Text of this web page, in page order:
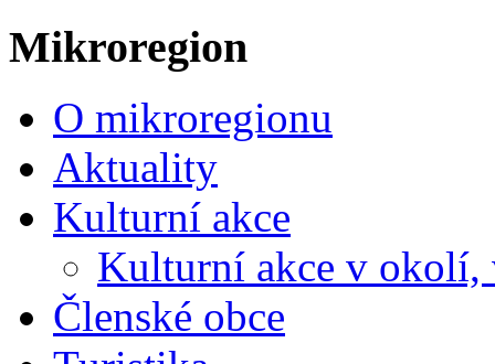
Mikroregion
O mikroregionu
Aktuality
Kulturní akce
Kulturní akce v okolí,
Členské obce